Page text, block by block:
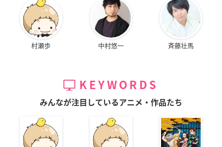
村瀬歩 中村悠一 斉藤壮馬
KEYWORDS
みんなが注目しているアニメ・作品たち